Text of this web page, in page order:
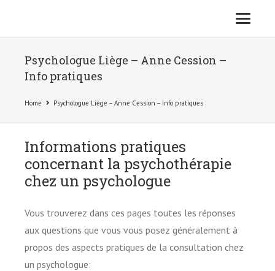
Psychologue Liège – Anne Cession –
Info pratiques
Home Psychologue Liège – Anne Cession – Info pratiques
Informations pratiques
concernant la psychothérapie
chez un psychologue
Vous trouverez dans ces pages toutes les réponses
aux questions que vous vous posez généralement à
propos des aspects pratiques de la consultation chez
un psychologue: